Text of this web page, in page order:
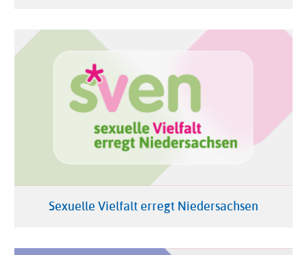
Sexuelle Vielfalt erregt Niedersachsen